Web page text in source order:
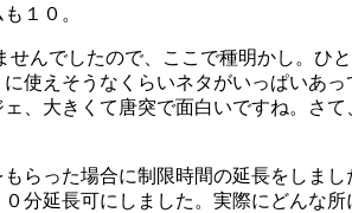
１０。
んでしたので、ここで種明かし。ひ
使えそうなくらいネタがいっぱいあ
、大きくて唐突で面白いですね。さ
った場合に制限時間の延長をしま
分延長可にしました。実際にどんな